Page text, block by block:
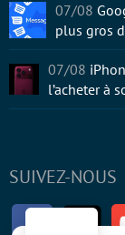
SUIVEZ-NOUS
Facebook
07/08
plus gros
07/08
l’acheter à